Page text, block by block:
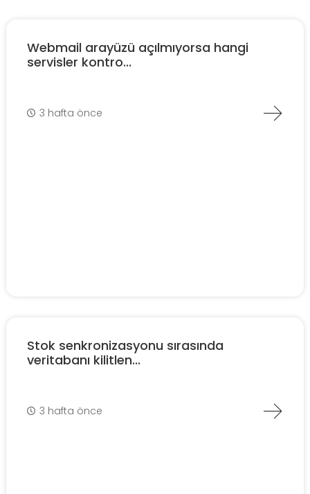
Webmail arayüzü açılmıyorsa hangi
servisler kontro...
3 hafta önce
Stok senkronizasyonu sırasında
veritabanı kilitlen...
3 hafta önce